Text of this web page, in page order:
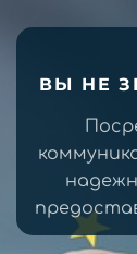
ВЫ НЕ